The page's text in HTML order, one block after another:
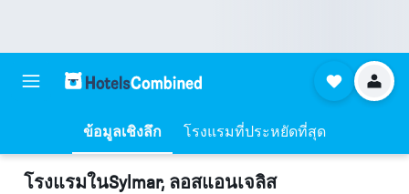
ข้อมูลเชิงลึก โรงแรมที่ประหยัดที่สุด
โรงแรมในSylmar, ลอสแอนเจลิส